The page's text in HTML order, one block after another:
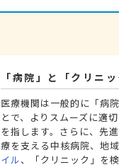
「病院」と「クリニ
医療機関は一般的に「病
とで、よりスムーズに適
を指します。さらに、先
療を支える中核病院、地
イル、「クリニック」を